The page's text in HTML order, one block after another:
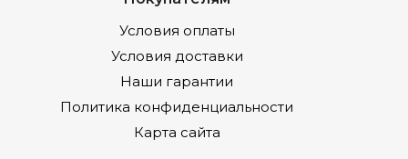
Условия оплаты
Условия доставки
Наши гарантии
Политика конфиденциальности
Карта сайта